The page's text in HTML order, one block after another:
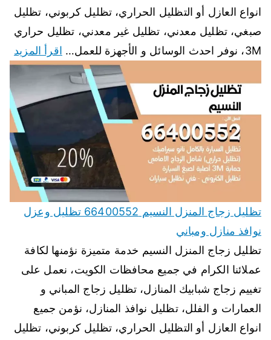
انواع العازل أو التظليل الحراري، تظليل كربوني، تظليل
صبغي، تظليل معدني، تظليل غير معدني، تظليل حراري
3M، نوفر احدث الوسائل و الأجهزة للعمل…
اقرأ المزيد
تظليل زجاج المنزل النسيم 66400552 تظليل وعزل
نوافذ منازل ومباني
تظليل زجاج المنزل النسيم خدمة متميزة نؤمنها لكافة
عملائنا الكرام في جميع محافظات الكويت، نعمل على
تغييم زجاج شبابيك المنازل، تظليل زجاج المباني و
العمارات و الفلل، تظليل نوافذ المنازل، نؤمن جميع
انواع العازل أو التظليل الحراري، تظليل كربوني، تظليل